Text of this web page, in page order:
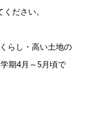
ださい。
らし・高い土地の
期4月～5月頃で